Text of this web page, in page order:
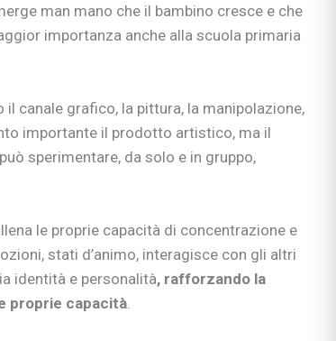
man mano che il bambino cresce e che
importanza anche alla scuola primaria
canale grafico, la pittura, la manipolazione,
importante il prodotto artistico, ma il
sperimentare, da solo e in gruppo,
le proprie capacità di concentrazione e
stati d’animo, interagisce con gli altri
identità e personalità, rafforzando la
proprie capacità.